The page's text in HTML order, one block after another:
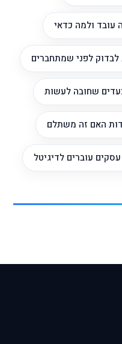
עובד ולמה כדאי
לפני שמתחברים
האם זה משתלם